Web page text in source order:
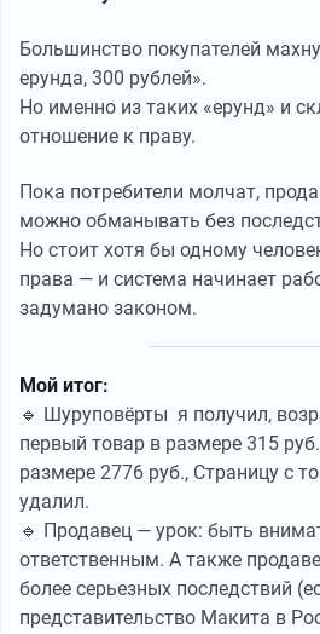
Большинство покупателей
ерунда, 300 рублей».
Но именно из таких «ерунд» и
отношение к праву.
Пока потребители молчат,
можно обманывать без
Но стоит хотя бы одному
права — и система начинает
задумано законом.
Мой итог:
🔹 Шуруповёрты я получил,
первый товар в размере 315
размере 2776 руб., Страницу с
удалил.
🔹 Продавец — урок: быть
ответственным. А также
более серьезных последствий
представительство Макита в